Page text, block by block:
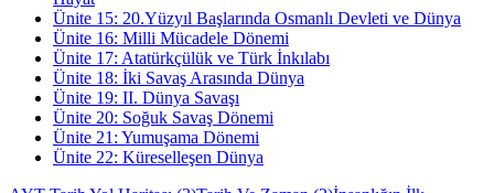
Ünite 15: 20.Yüzyıl Başlarında Osmanlı Devleti ve Dünya
Ünite 16: Milli Mücadele Dönemi
Ünite 17: Atatürkçülük ve Türk İnkılabı
Ünite 18: İki Savaş Arasında Dünya
Ünite 19: II. Dünya Savaşı
Ünite 20: Soğuk Savaş Dönemi
Ünite 21 : Yumuşama Dönemi
Ünite 22: Küreselleşen Dünya